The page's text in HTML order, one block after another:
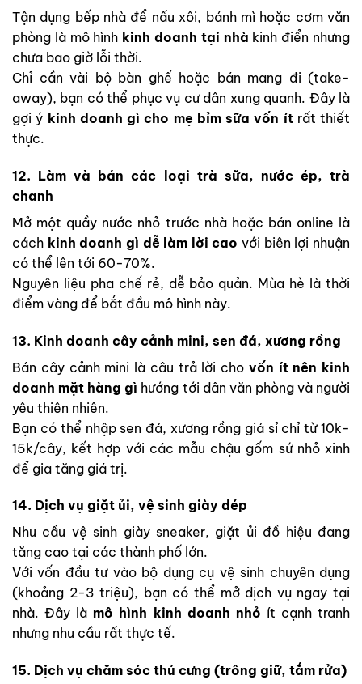
Tận dụng bếp nhà để nấu xôi, bánh mì hoặc cơm văn
phòng là mô hình kinh doanh tại nhà kinh điển nhưng
chưa bao giờ lỗi thời.
Chỉ cần vài bộ bàn ghế hoặc bán mang đi (take-
away), bạn có thể phục vụ cư dân xung quanh. Đây là
gợi ý kinh doanh gì cho mẹ bỉm sữa vốn ítrất thiết
thực.
12. Làm và bán các loại trà sữa, nước ép, trà
chanh
Mở một quầy nước nhỏ trước nhà hoặc bán online là
cách kinh doanh gì dễ làm lời cao với biên lợi nhuận
có thể lên tới 60-70%.
Nguyên liệu pha chế rẻ, dễ bảo quản. Mùa hè là thời
điểm vàng để bắt đầu mô hình này.
13. Kinh doanh cây cảnh mini, sen đá, xương rồng
Bán cây cảnh mini là câu trả lời cho vốn ít nên kinh
doanh mặt hàng gì hướng tới dân văn phòng và người
yêu thiên nhiên.
Bạn có thể nhập sen đá, xương rồng giá sỉ chỉ từ 10k-
15k/cây, kết hợp với các mẫu chậu gốm sứ nhỏ xinh
để gia tăng giá trị.
14. Dịch vụ giặt ủi, vệ sinh giày dép
Nhu cầu vệ sinh giày sneaker, giặt ủi đồ hiệu đang
tăng cao tại các thành phố lớn.
Với vốn đầu tư vào bộ dụng cụ vệ sinh chuyên dụng
(khoảng 2-3 triệu), bạn có thể mở dịch vụ ngay tại
nhà. Đây là mô hình kinh doanh nhỏ ít cạnh tranh
nhưng nhu cầu rất thực tế.
15. Dịch vụ chăm sóc thú cưng (trông giữ, tắm rửa)